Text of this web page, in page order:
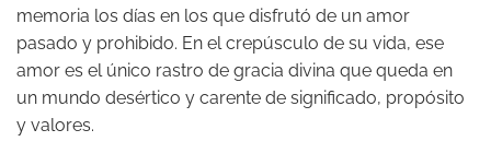
memoria los días en los que disfrutó de un amor
pasado y prohibido. En el crepúsculo de su vida, ese
amor es el único rastro de gracia divina que queda en
un mundo desértico y carente de significado, propósito
y valores.